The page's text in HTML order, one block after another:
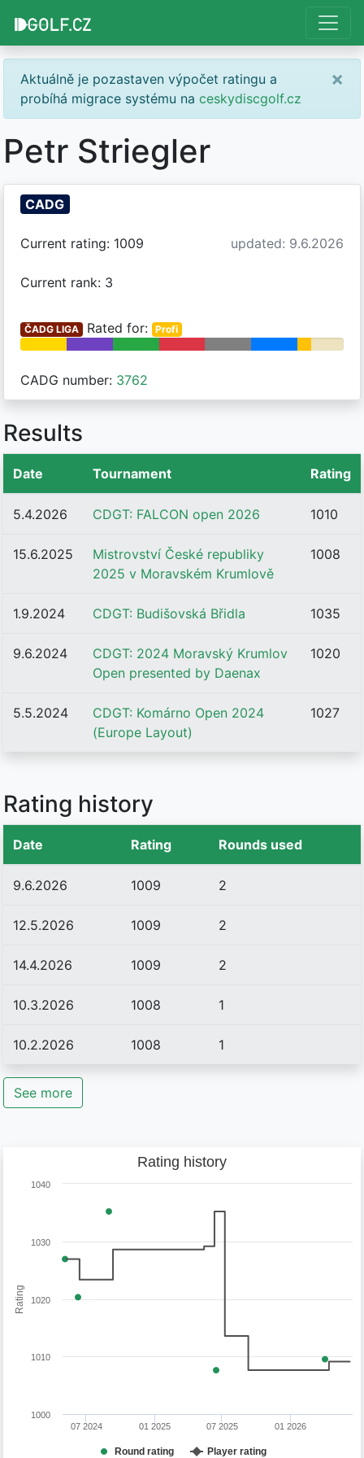
Aktuálně je pozastaven výpočet ratingu a
probíhá migrace systému na ceskydiscgolf.cz
×
Petr Striegler
CADG
Current rating: 1009 updated: 9.6.2026
Current rank: 3
ČADG LIGA Rated for: Profi
CADG number: 3762
Results
Date Tournament Rating
5.4.2026 CDGT: FALCON open 2026 1010
15.6.2025
Mistrovství České republiky
2025 v Moravském Krumlově
1008
1.9.2024 CDGT: Budišovská Břidla 1035
9.6.2024
CDGT: 2024 Moravský Krumlov
Open presented by Daenax
1020
5.5.2024
CDGT: Komárno Open 2024
(Europe Layout)
1027
Rating history
Date Rating Rounds used
9.6.2026 1009 2
12.5.2026 1009 2
14.4.2026 1009 2
10.3.2026 1008 1
10.2.2026 1008 1
See more
Rating
Rating history
Round rating Player rating
07 2024 01 2025 07 2025 01 2026
1000
1010
1020
1030
1040